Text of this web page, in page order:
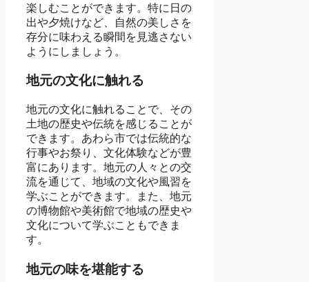
楽しむことができます。特に日の
出や夕焼けなど、自然の美しさを
存分に味わえる瞬間を見逃さない
ようにしましょう。
地元の文化に触れる
地元の文化に触れることで、その
土地の歴史や伝統を感じることが
できます。あわら市では伝統的な
行事やお祭り、文化体験などが豊
富にあります。地元の人々との交
流を通じて、地域の文化や風習を
学ぶことができます。また、地元
の博物館や美術館で地域の歴史や
文化について学ぶこともできま
す。
地元の味を堪能する